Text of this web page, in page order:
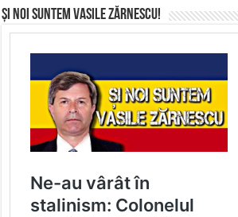
Și noi suntem Vasile Zărnescu!